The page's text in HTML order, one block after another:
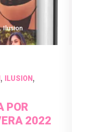
Ilusion
, ILUSION,
POR
2022